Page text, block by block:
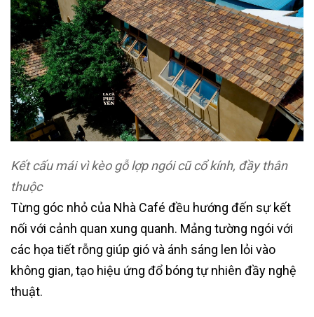
Kết cấu mái vì kèo gỗ lợp ngói cũ cổ kính, đầy thân
thuộc
Từng góc nhỏ của Nhà Café đều hướng đến sự kết
nối với cảnh quan xung quanh. Mảng tường ngói với
các họa tiết rỗng giúp gió và ánh sáng len lỏi vào
không gian, tạo hiệu ứng đổ bóng tự nhiên đầy nghệ
thuật.